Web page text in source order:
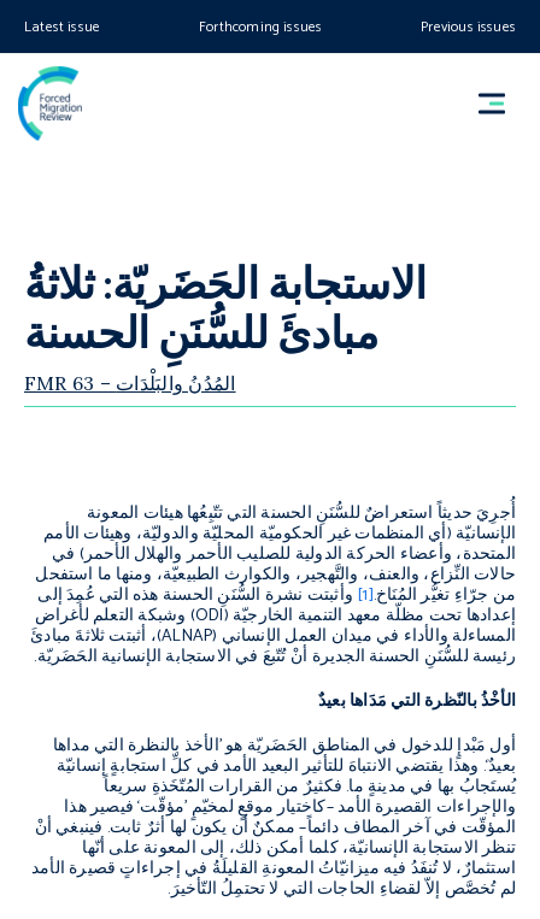
Latest issue Forthcoming issues Previous issues
الاستجابة الحَضَريّة: ثلاثةُ
مبادئَ للسُّنَنِ الحسنة
FMR 63 – المُدُنُ والبَلْدَات
أُجرِيَ حديثاً استعراضٌ للسُّنَنِ الحسنة التي تتّبِعُها هيئات المعونة
الإنسانيّة (أي المنظمات غير الحكوميّة المحليّة والدوليّة، وهيئات الأمم
المتحدة، وأعضاء الحركة الدولية للصليب الأحمر والهلال الأحمر) في
حالات النِّزاع، والعنف، والتَّهجير، والكوارث الطبيعيّة، ومنها ما استفحل
من جرّاءِ تغيُّر المُنَاخ.
[1] وأثبتت نشرة السُّنَنِ الحسنة هذه التي عُمِدَ إلى
إعدادها تحت مظلّة معهد التنمية الخارجيّة (
ODI
) وشبكة التعلم لأغراض
المساءلة والأداء في ميدان العمل الإنساني (
ALNAP
)، أثبتت ثلاثةَ مبادئَ
رئيسة للسُّنَنِ الحسنة الجديرة أنْ تُتّبعَ في الاستجابة الإنسانية الحَضَريّة.
الأخْذُ بالنّظرة التي مَدَاها بعيدٌ
أول مَبْدإٍ للدخول في المناطق الحَضَريّة هو’الأخذ بالنظرة التي مداها
بعيدٌ‘. وهذا يقتضي الانتباهَ للتأثير البعيد الأمد في كلِّ استجابةٍ إنسانيّة
يُستَجابُ بها في مدينةٍ ما. فكثيرٌ من القرارات المُتّخَذةِ سريعاً
والإجراءات القصيرة الأمد–كاختيار موقعٍ لمخيّمٍ ’مؤقّت‘فيصير هذا
المؤقّت في آخر المطاف دائماً–ممكنٌ أن يكون لها أثرٌ ثابت. فينبغي أنْ
تنظر الاستجابة الإنسانيّة، كلما أمكن ذلك، إلى المعونة على أنّها
استثمارٌ، لا تُنفَدُ فيه ميزانيّاتُ المعونةِ القليلَةُ في إجراءاتٍ قصيرة الأمد
لم تُخصَّص إلاّ لقضاءِ الحاجات التي لا تحتمِلُ التّأخيرَ.